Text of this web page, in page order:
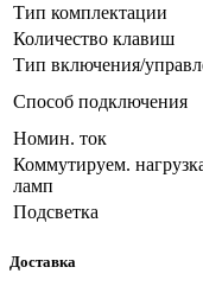
Тип комплектации
Количество клавиш
Тип включения/
Способ подключения
Номин. ток
Коммутируем.
ламп
Подсветка
Доставка